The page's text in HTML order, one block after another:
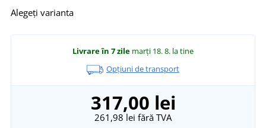
Alegeți varianta
Livrare în 7 zile marți 18. 8. la tine
Opțiuni de transport
317,00 lei
261,98 lei fără TVA